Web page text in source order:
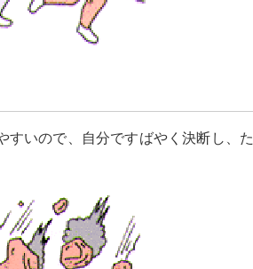
すいので、自分ですばやく決断し、た